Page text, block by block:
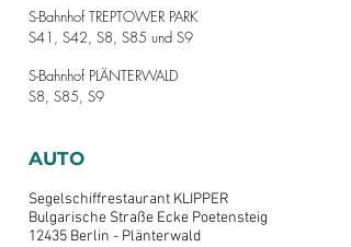
S-Bahnhof TREPTOWER PARK
S41, S42, S8, S85 und S9
S-Bahnhof PLÄNTERWALD
S8, S85, S9
AUTO
Segelschiffrestaurant KLIPPER
Bulgarische Straße Ecke Poetensteig
12435 Berlin - Plänterwald